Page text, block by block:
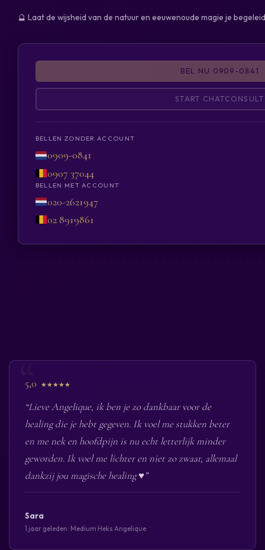
🔮 Laat de wijsheid van de natuur en eeuwenoude magie je
BEL NU 0909-0841
START CHATCONSULT
BELLEN ZONDER ACCOUNT
0909-0841
0907 37044
BELLEN MET ACCOUNT
020-2621947
02 8919861
5,0 ★★★★★
“Lieve Angelique, ik ben je zo dankbaar voor de
healing die je hebt gegeven. Ik voel me stukken beter
en me nek en hoofdpijn is nu echt letterlijk minder
geworden. Ik voel me lichter en niet zo zwaar, allemaal
dankzij jou magische healing ♥️”
Sara
1 jaar geleden · Medium Heks Angelique